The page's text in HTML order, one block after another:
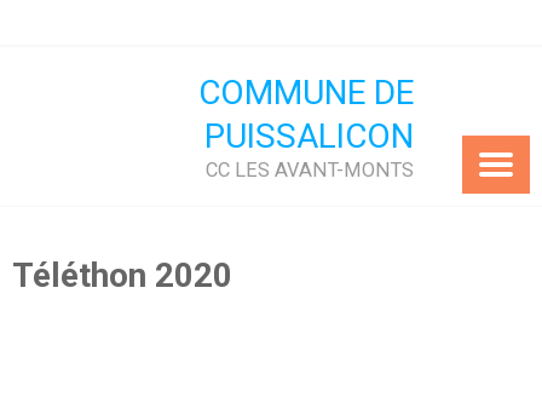
COMMUNE DE
PUISSALICON
CC LES AVANT-MONTS
Téléthon 2020